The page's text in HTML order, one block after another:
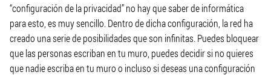
“configuración de la privacidad” no hay que saber de informática
para esto, es muy sencillo. Dentro de dicha configuración, la red ha
creado una serie de posibilidades que son infinitas. Puedes bloquear
que las personas escriban en tu muro, puedes decidir si no quieres
que nadie escriba en tu muro o incluso si deseas una configuración